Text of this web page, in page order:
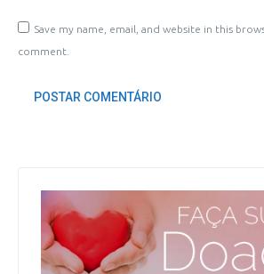
Save my name, email, and website in this
comment.
POSTAR COMENTÁRIO